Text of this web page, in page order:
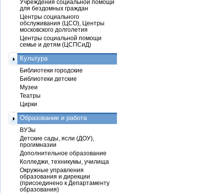
Учреждения социальной помощи
для бездомных граждан
Центры социального
обслуживания (ЦСО), Центры
московского долголетия
Центры социальной помощи
семье и детям (ЦСПСиД)
Культура
Библиотеки городские
Библиотеки детские
Музеи
Театры
Цирки
Образование и работа
ВУЗы
Детские сады, ясли (ДОУ),
прогимназии
Дополнительное образование
Колледжи, техникумы, училища
Окружные управления
образования и дирекции
(присоединено к Департаменту
образования)